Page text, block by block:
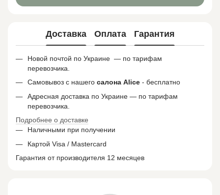
Доставка Оплата Гарантия
Новой почтой по Украине — по тарифам
перевозчика.
Самовывоз с нашего салона Alice - бесплатно
Адресная доставка по Украине — по тарифам
перевозчика.
Подробнее о доставке
Наличными при получении
Картой Visa / Mastercard
Гарантия от производителя 12 месяцев